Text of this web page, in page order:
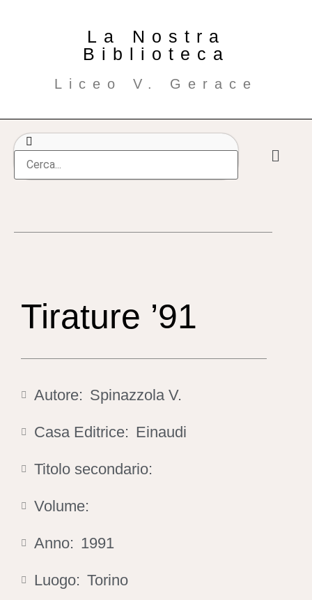
La Nostra
Biblioteca
Liceo V. Gerace
Tirature ’91
Autore: Spinazzola V.
Casa Editrice: Einaudi
Titolo secondario:
Volume:
Anno: 1991
Luogo: Torino